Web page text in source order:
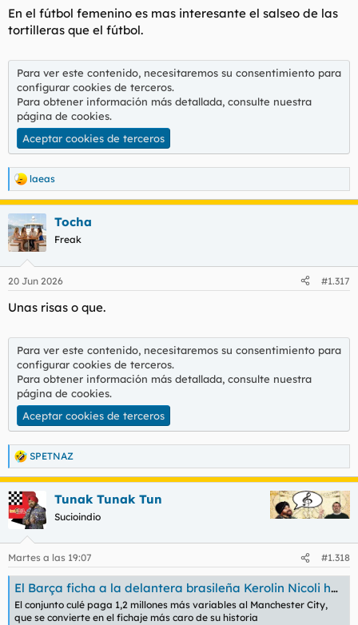
:
En el fútbol femenino es mas interesante el salseo de las
tortilleras que el fútbol.
Para ver este contenido, necesitaremos su consentimiento para
configurar cookies de terceros.
Para obtener información más detallada, consulte nuestra
página de cookies.
Aceptar cookies de terceros
R
e
a
c
c
i
e
:
laeas
Tocha
Freak
20 Jun 2026 #1.317
Unas risas o que.
Para ver este contenido, necesitaremos su consentimiento para
configurar cookies de terceros.
Para obtener información más detallada, consulte nuestra
página de cookies.
Aceptar cookies de terceros
R
e
a
c
c
i
e
s
SPETNAZ
Tunak Tunak Tun
Sucioindio
Martes a las 19:07 #1.318
El Barça ficha a la delantera brasileña Kerolin Nicoli hasta 2030
El conjunto culé paga 1,2 millones más variables al Manchester City,
que se convierte en el fichaje más caro de su historia